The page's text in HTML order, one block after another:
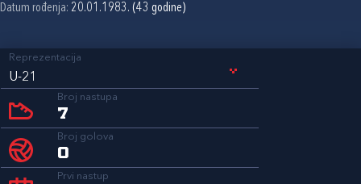
Datum rođenja: 20.01.1983. (43 godine)
Reprezentacija
U-21
Broj nastupa
7
Broj golova
0
Prvi nastup